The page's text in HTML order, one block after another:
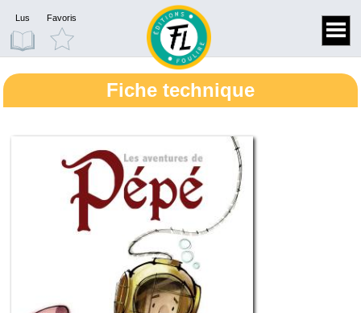
Lus Favoris
Fiche technique